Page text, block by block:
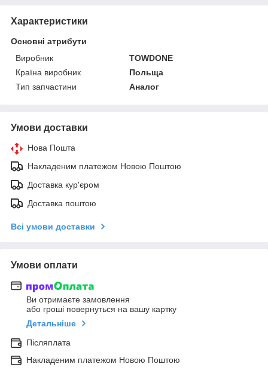
Характеристики
Основні атрибути
Виробник
TOWDONE
Країна виробник
Польща
Тип запчастини
Аналог
Умови доставки
Нова Пошта
Накладеним платежом Новою Поштою
Доставка кур'єром
Доставка поштою
Всі умови доставки
Умови оплати
Ви отримаєте замовлення
або гроші повернуться на вашу картку
Детальніше
Післяплата
Накладеним платежом Новою Поштою